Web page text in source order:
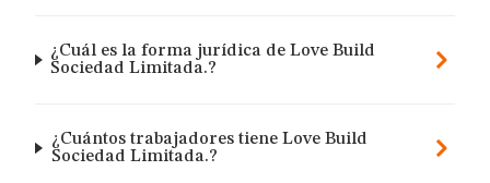
¿Cuál es la forma jurídica de Love Build
Sociedad Limitada.?
¿Cuántos trabajadores tiene Love Build
Sociedad Limitada.?